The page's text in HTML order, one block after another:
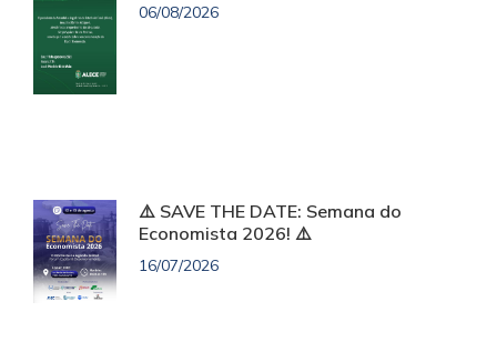
06/08/2026
⚠️ SAVE THE DATE: Semana do
Economista 2026! ⚠️
16/07/2026